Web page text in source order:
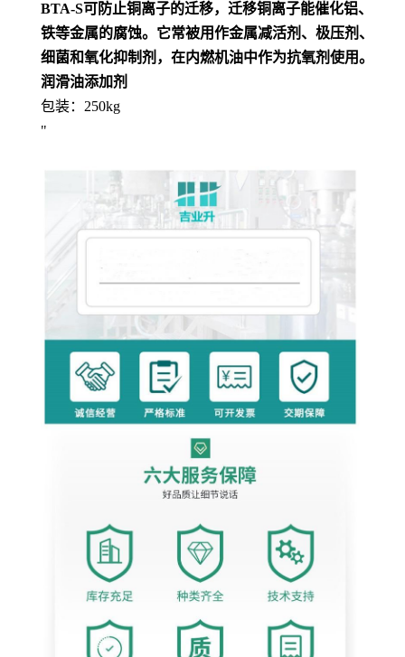
BTA-S可防止铜离子的迁移，迁移铜离子能催化铝、
铁等金属的腐蚀。它常被用作金属减活剂、极压剂、
细菌和氧化抑制剂，在内燃机油中作为抗氧剂使用。
润滑油添加剂
包装：250kg
"